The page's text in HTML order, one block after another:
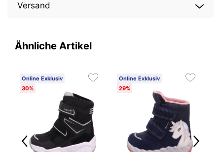
Versand
Ähnliche Artikel
Online Exklusiv
30%
Online Exklusiv
29%